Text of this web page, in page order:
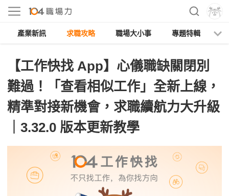
產業新訊 求職攻略 職場大小事 專題特輯
【工作快找 App】心儀職缺關閉別
難過！「查看相似工作」全新上線，
精準對接新機會，求職續航力大升級
｜3.32.0 版本更新教學